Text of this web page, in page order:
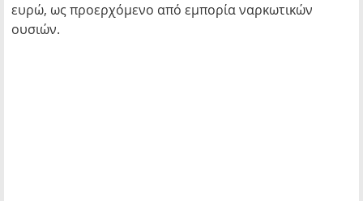
ευρώ, ως προερχόμενο από εμπορία ναρκωτικών
ουσιών.